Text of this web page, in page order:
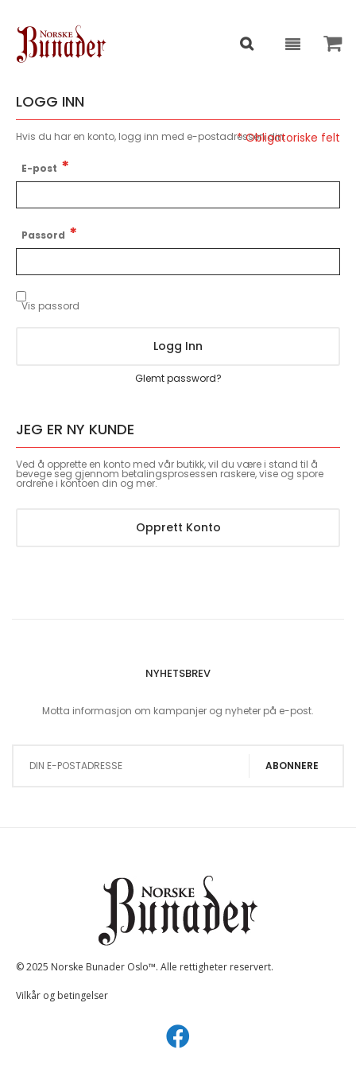
LOGG INN
Hvis du har en konto, logg inn med e-postadressen din.
E-post
Passord
Vis passord
Logg Inn
Glemt password?
JEG ER NY KUNDE
Ved å opprette en konto med vår butikk, vil du være i stand til å
bevege seg gjennom betalingsprosessen raskere, vise og spore
ordrene i kontoen din og mer.
Opprett Konto
NYHETSBREV
Motta informasjon om kampanjer og nyheter på e-post.
ABONNERE
© 2025 Norske Bunader Oslo™. Alle rettigheter reservert.
Vilkår og betingelser